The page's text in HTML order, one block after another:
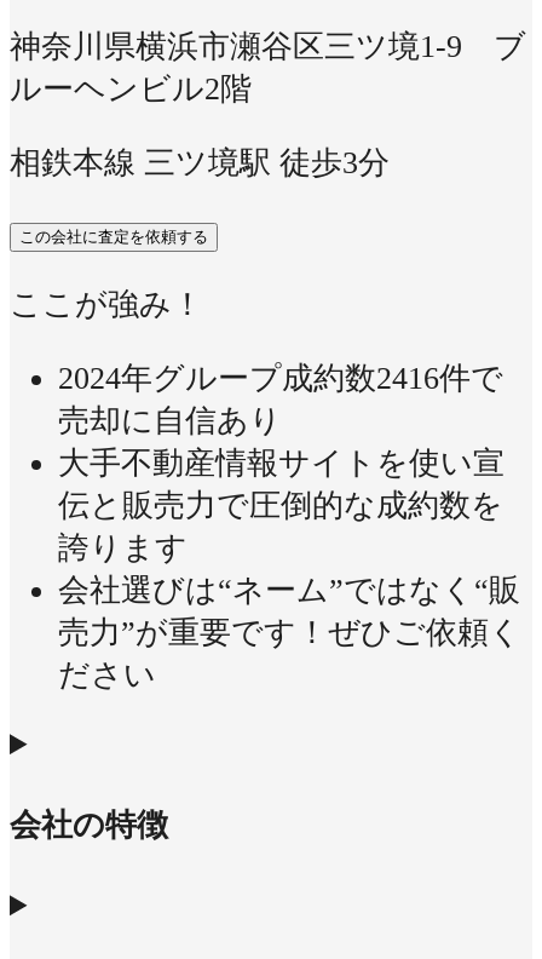
神奈川県横浜市瀬谷区三ツ境1-9 ブ
ルーヘンビル2階
相鉄本線 三ツ境駅 徒歩3分
この会社に査定を依頼する
ここが強み！
2024年グループ成約数2416件で
売却に自信あり
大手不動産情報サイトを使い宣
伝と販売力で圧倒的な成約数を
誇ります
会社選びは“ネーム”ではなく“販
売力”が重要です！ぜひご依頼く
ださい
会社の特徴